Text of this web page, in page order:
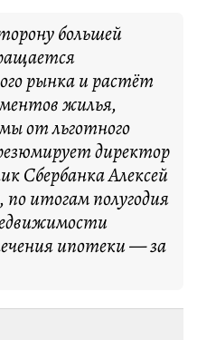
большей
рынка и растёт
жилья,
от льготного
директор
Сбербанка Алексей
итогам полугодия
ипотеки — за